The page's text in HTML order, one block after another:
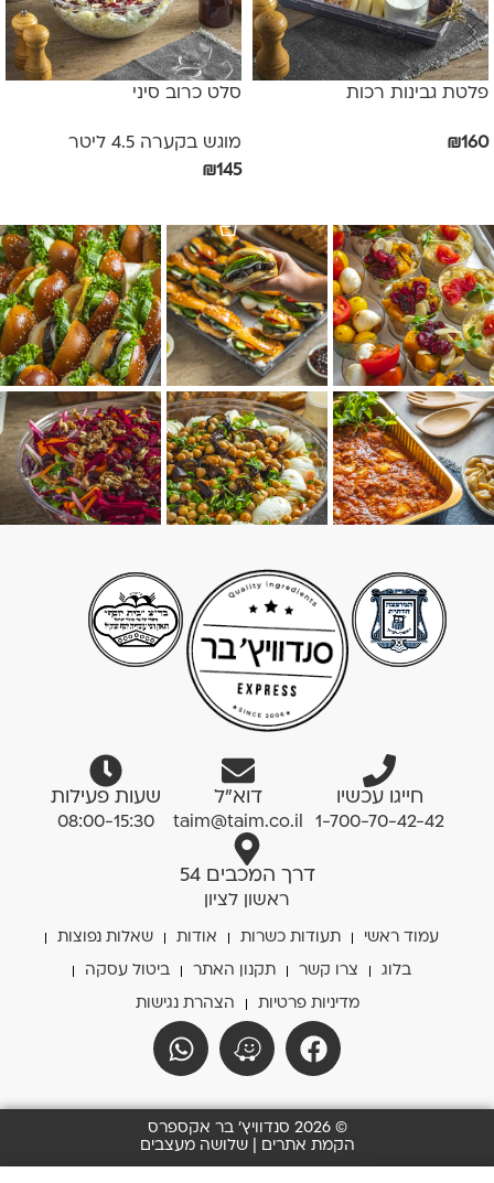
פלטת גבינות רכות
₪160
סלט כרוב סיני
מוגש בקערה 4.5 ליטר
₪145
חייגו עכשיו
1-700-70-42-42
דוא”ל
taim@taim.co.il
שעות פעילות
08:00-15:30
דרך המכבים 54
ראשון לציון
עמוד ראשי תעודות כשרות אודות שאלות נפוצות
בלוג צרו קשר תקנון האתר ביטול עסקה
מדיניות פרטיות הצהרת נגישות
© 2026 סנדוויץ' בר אקספרס
הקמת אתרים | שלושה מעצבים